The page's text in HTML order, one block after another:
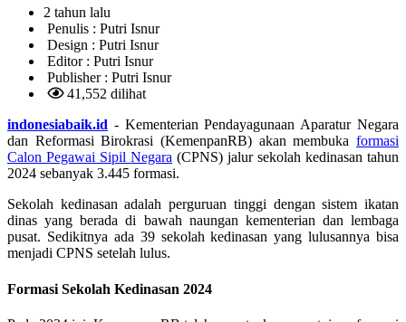
2 tahun lalu
Penulis : Putri Isnur
Design : Putri Isnur
Editor : Putri Isnur
Publisher : Putri Isnur
41,552 dilihat
indonesiabaik.id - Kementerian Pendayagunaan Aparatur Negara
dan Reformasi Birokrasi (KemenpanRB) akan membuka formasi
Calon Pegawai Sipil Negara (CPNS) jalur sekolah kedinasan tahun
2024 sebanyak 3.445 formasi.
Sekolah kedinasan adalah perguruan tinggi dengan sistem ikatan
dinas yang berada di bawah naungan kementerian dan lembaga
pusat. Sedikitnya ada 39 sekolah kedinasan yang lulusannya bisa
menjadi CPNS setelah lulus.
Formasi Sekolah Kedinasan 2024